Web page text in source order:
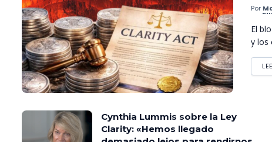
Por
El
y los
Cynthia Lummis sobre la Ley
Clarity: «Hemos llegado